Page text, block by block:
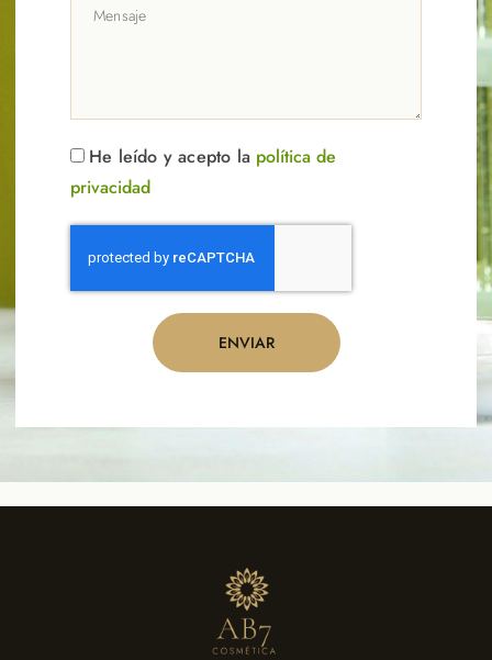
He leído y acepto la política de
privacidad
ENVIAR